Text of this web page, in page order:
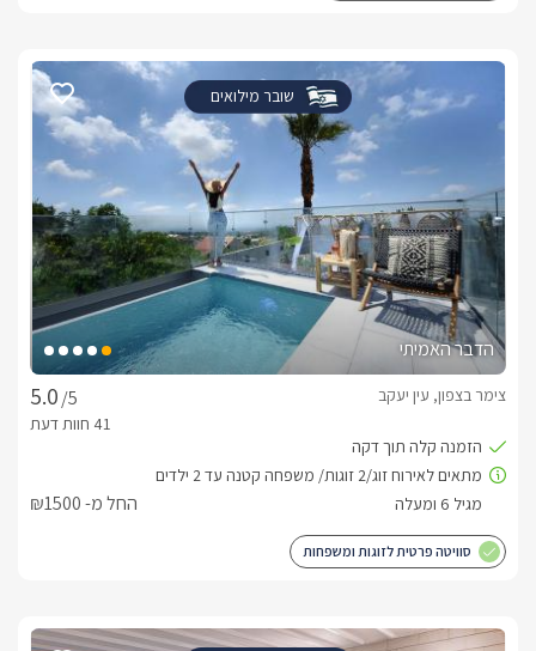
שובר מילואים
הדבר האמיתי
/5
צימר בצפון, עין יעקב
החל מ- ₪1500
סוויטה פרטית לזוגות ומשפחות